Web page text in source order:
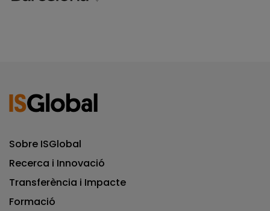
Sobre ISGlobal
Recerca i Innovació
Transferència i Impacte
Formació